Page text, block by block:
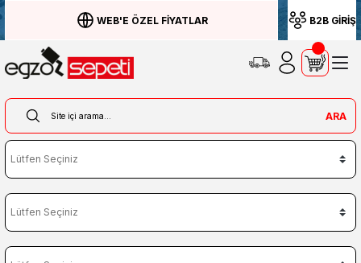
WEB'E ÖZEL FİYATLAR B2B GİRİŞ
ARA